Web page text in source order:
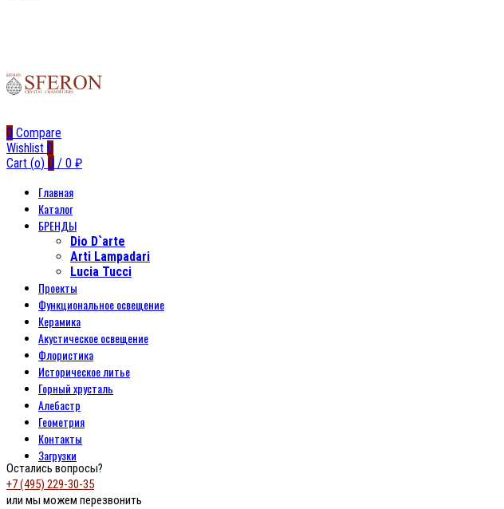
0 Compare
Wishlist 0
Cart (o) 0 / 0 ₽
Главная
Каталог
БРЕНДЫ
Dio D`arte
Arti Lampadari
Lucia Tucci
Проекты
Функциональное освещение
Керамика
Акустическое освещение
Флористика
Историческое литье
Горный хрусталь
Алебастр
Геометрия
Контакты
Загрузки
Остались вопросы?
+7 (495) 229-30-35
или мы можем перезвонить